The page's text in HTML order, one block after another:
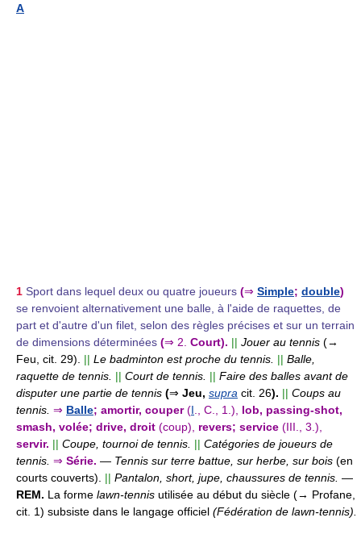
A
1 Sport dans lequel deux ou quatre joueurs (⇒ Simple; double)
se renvoient alternativement une balle, à l'aide de raquettes, de
part et d'autre d'un filet, selon des règles précises et sur un terrain
de dimensions déterminées (⇒ 2. Court). || Jouer au tennis (→
Feu, cit. 29).
|| Le badminton est proche du tennis. || Balle,
raquette de tennis. || Court de tennis. || Faire des balles avant de
disputer une partie de tennis (⇒ Jeu, supra cit. 26). || Coups au
tennis. ⇒ Balle; amortir, couper(I ., C., 1.),
lob, passing-shot,
smash, volée; drive, droit (coup), revers; service (III., 3.),
servir. || Coupe, tournoi de tennis. || Catégories de joueurs de
tennis. ⇒ Série. — Tennis sur terre battue, sur herbe, sur bois (en
courts couverts).
|| Pantalon, short, jupe, chaussures de tennis. —
REM. La forme lawn-tennis utilisée au début du siècle (→ Profane,
cit. 1) subsiste dans le langage officiel (Fédération de lawn-tennis).